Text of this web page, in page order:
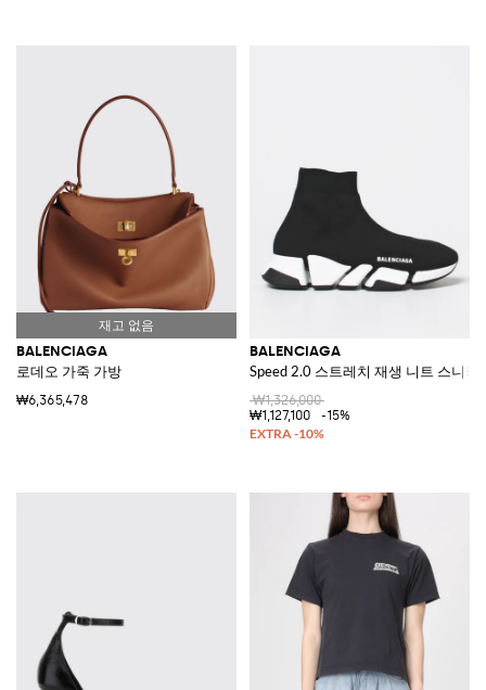
BALENCIAGA
로데오 가죽 가방
₩6,365,478
BALENCIAGA
Speed 2.0 스트레치 재생 니트 스니커
₩1,326,000
₩1,127,100
-15%